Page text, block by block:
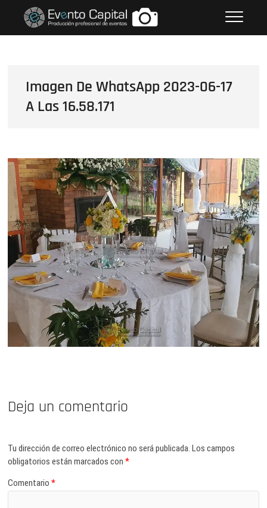
contenido
FOTOS GRUPO EMPRESARIAL
Imagen De WhatsApp 2023-06-17
A Las 16.58.171
Deja un comentario
Tu dirección de correo electrónico no será publicada. Los campos
obligatorios están marcados con*
Comentario*